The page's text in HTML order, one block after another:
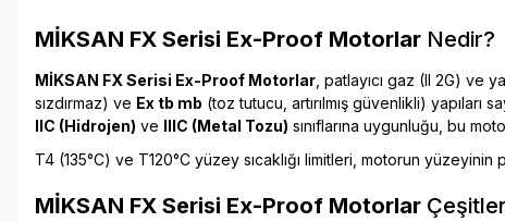
MİKSAN FX Serisi Ex-Proof Motorlar Nedir?
MİKSAN FX Serisi Ex-Proof Motorlar , patlayıcı gaz (II 2G) ve
sızdırmaz) ve Ex tb mb (toz tutucu, artırılmış güvenlikli)
IIC (Hidrojen) ve IIIC (Metal Tozu) sınıflarına uygunluğu, bu
T4 (135°C) ve T120°C yüzey sıcaklığı limitleri, motorun
MİKSAN FX Serisi Ex-Proof Motorlar